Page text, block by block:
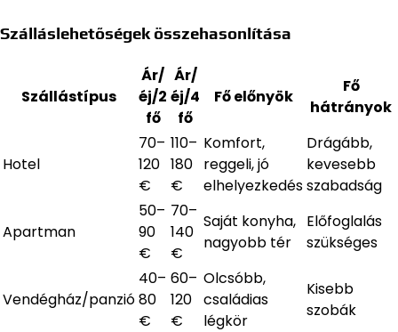
Szálláslehetőségek összehasonlítása
Szállástípus
Ár/
éj/2
fő
Ár/
éj/4
fő
Fő előnyök
Fő
hátrányok
Hotel
70–
120
€
110–
180
€
Komfort,
reggeli, jó
elhelyezkedés
Drágább,
kevesebb
szabadság
Apartman
50–
90
€
70–
140
€
Saját konyha,
nagyobb tér
Előfoglalás
szükséges
Vendégház/panzió
40–
80
€
60–
120
€
Olcsóbb,
családias
légkör
Kisebb
szobák